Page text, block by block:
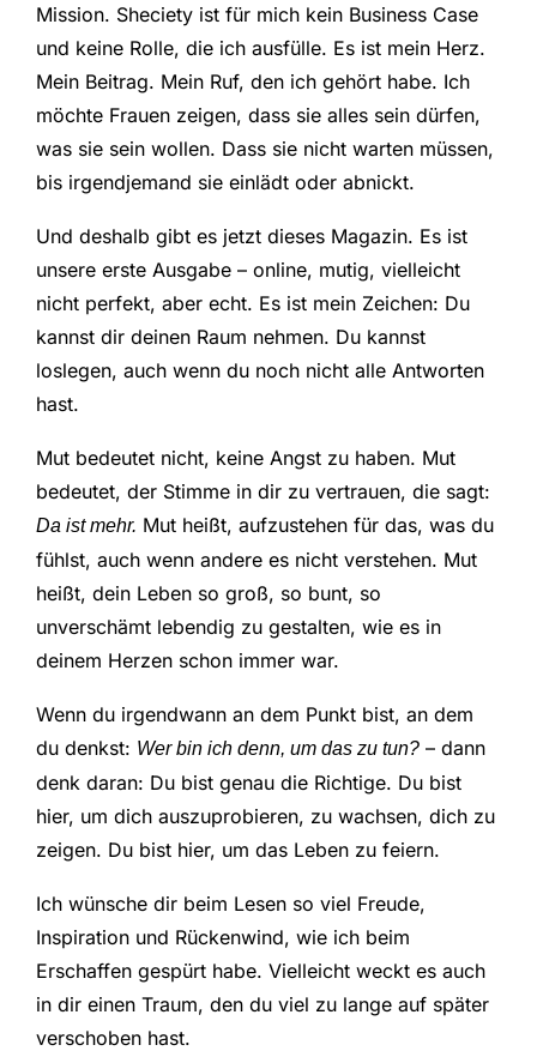
Mission. Sheciety ist für mich kein Business Case
und keine Rolle, die ich ausfülle. Es ist mein Herz.
Mein Beitrag. Mein Ruf, den ich gehört habe. Ich
möchte Frauen zeigen, dass sie alles sein dürfen,
was sie sein wollen. Dass sie nicht warten müssen,
bis irgendjemand sie einlädt oder abnickt.
Und deshalb gibt es jetzt dieses Magazin. Es ist
unsere erste Ausgabe – online, mutig, vielleicht
nicht perfekt, aber echt. Es ist mein Zeichen: Du
kannst dir deinen Raum nehmen. Du kannst
loslegen, auch wenn du noch nicht alle Antworten
hast.
Mut bedeutet nicht, keine Angst zu haben. Mut
bedeutet, der Stimme in dir zu vertrauen, die sagt:
Da ist mehr. Mut heißt, aufzustehen für das, was du
fühlst, auch wenn andere es nicht verstehen. Mut
heißt, dein Leben so groß, so bunt, so
unverschämt lebendig zu gestalten, wie es in
deinem Herzen schon immer war.
Wenn du irgendwann an dem Punkt bist, an dem
du denkst: Wer bin ich denn, um das zu tun? – dann
denk daran: Du bist genau die Richtige. Du bist
hier, um dich auszuprobieren, zu wachsen, dich zu
zeigen. Du bist hier, um das Leben zu feiern.
Ich wünsche dir beim Lesen so viel Freude,
Inspiration und Rückenwind, wie ich beim
Erschaffen gespürt habe. Vielleicht weckt es auch
in dir einen Traum, den du viel zu lange auf später
verschoben hast.